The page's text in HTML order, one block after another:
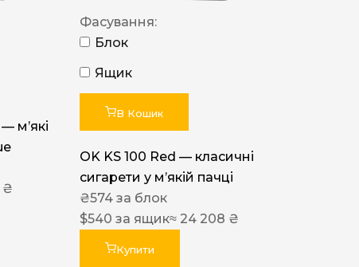
м’які
₴
Фасування:
Блок
Ящик
В Кошик
OK KS 100 Red — класичні
сигарети у м’якій пачці
₴574 за блок
$540 за ящик≈ 24 208 ₴
Купити